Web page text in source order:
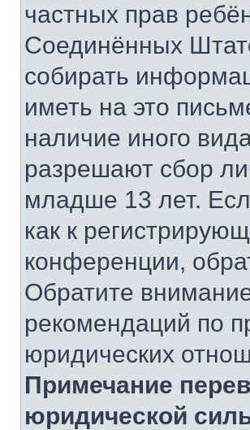
частных прав
Соединённых
собирать
иметь на это
наличие иного
разрешают сбор
младше 13 лет.
как к
конференции,
Обратите
рекомендаций по
юридических
Примечание
юридической